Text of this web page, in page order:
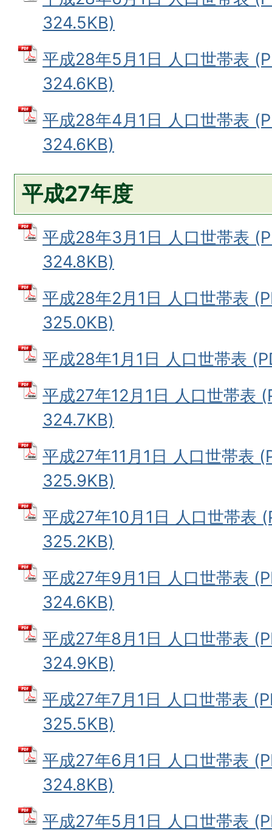
324.5KB)
平成28年5月1日 人口世帯表
324.6KB)
平成28年4月1日 人口世帯表
324.6KB)
平成27年度
平成28年3月1日 人口世帯表
324.8KB)
平成28年2月1日 人口世帯表
325.0KB)
平成28年1月1日 人口世帯表
平成27年12月1日 人口世帯表
324.7KB)
平成27年11月1日 人口世帯表
325.9KB)
平成27年10月1日 人口世帯表
325.2KB)
平成27年9月1日 人口世帯表
324.6KB)
平成27年8月1日 人口世帯表
324.9KB)
平成27年7月1日 人口世帯表
325.5KB)
平成27年6月1日 人口世帯表
324.8KB)
平成27年5月1日 人口世帯表